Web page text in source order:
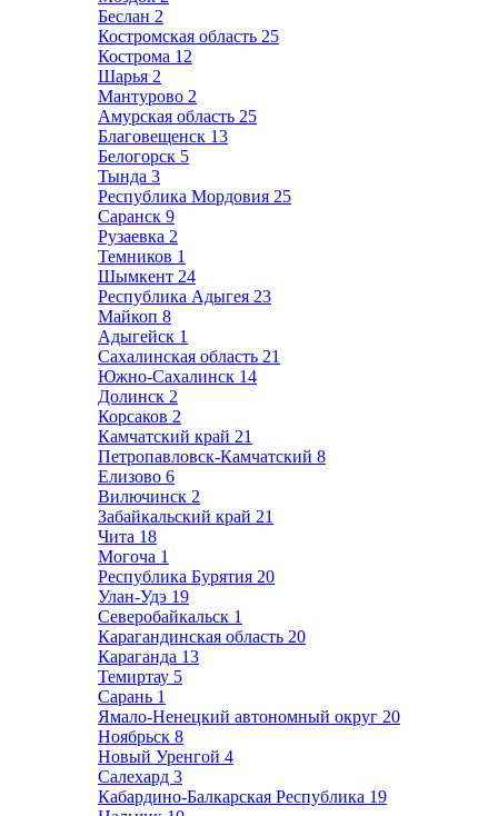
Беслан 2
Костромская область 25
Кострома 12
Шарья 2
Мантурово 2
Амурская область 25
Благовещенск 13
Белогорск 5
Тында 3
Республика Мордовия 25
Саранск 9
Рузаевка 2
Темников 1
Шымкент 24
Республика Адыгея 23
Майкоп 8
Адыгейск 1
Сахалинская область 21
Южно-Сахалинск 14
Долинск 2
Корсаков 2
Камчатский край 21
Петропавловск-Камчатский 8
Елизово 6
Вилючинск 2
Забайкальский край 21
Чита 18
Могоча 1
Республика Бурятия 20
Улан-Удэ 19
Северобайкальск 1
Карагандинская область 20
Караганда 13
Темиртау 5
Сарань 1
Ямало-Ненецкий автономный округ 20
Ноябрьск 8
Новый Уренгой 4
Салехард 3
Кабардино-Балкарская Республика 19